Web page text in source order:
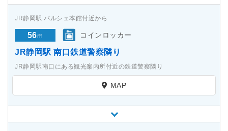
JR静岡駅 パルシェ本館付近から
56m コインロッカー
JR静岡駅 南口鉄道警察隣り
JR静岡駅南口にある観光案内所付近の鉄道警察隣り
MAP